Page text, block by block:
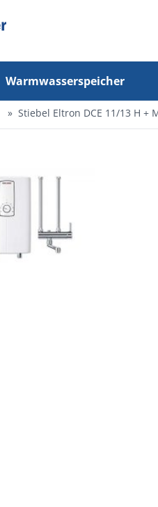
Warmwasserspeicher
Stiebel Eltron DCE 11/13 H +